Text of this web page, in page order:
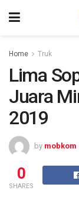
Home Truk
Lima
Juara
2019
by mobkom
0
SHARES